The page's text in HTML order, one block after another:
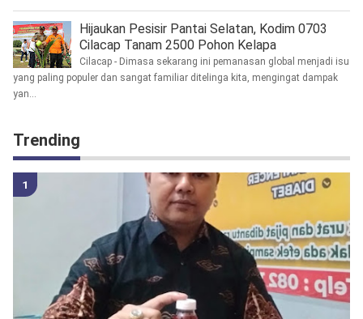
Hijaukan Pesisir Pantai Selatan, Kodim 0703
Cilacap Tanam 2500 Pohon Kelapa
Cilacap - Dimasa sekarang ini pemanasan global menjadi isu
yang paling populer dan sangat familiar ditelinga kita, mengingat dampak
yan...
Trending